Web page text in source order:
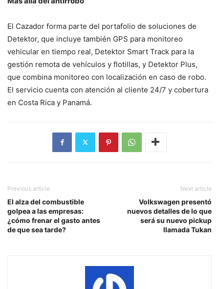
El Cazador forma parte del portafolio de soluciones de
Detektor, que incluye también GPS para monitoreo
vehicular en tiempo real, Detektor Smart Track para la
gestión remota de vehículos y flotillas, y Detektor Plus,
que combina monitoreo con localización en caso de robo.
El servicio cuenta con atención al cliente 24/7 y cobertura
en Costa Rica y Panamá.
Previous article
El alza del combustible
golpea a las empresas:
¿cómo frenar el gasto antes
de que sea tarde?
Next article
Volkswagen presentó
nuevos detalles de lo que
será su nuevo pickup
llamada Tukan